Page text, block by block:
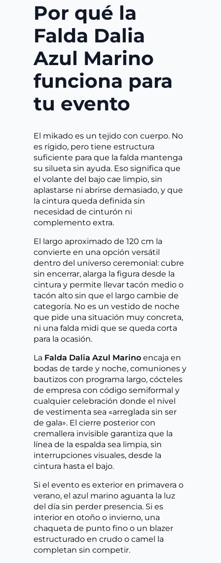
Por qué la
Falda Dalia
Azul Marino
funciona para
tu evento
El mikado es un tejido con cuerpo. No
es rígido, pero tiene estructura
suficiente para que la falda mantenga
su silueta sin ayuda. Eso significa que
el volante del bajo cae limpio, sin
aplastarse ni abrirse demasiado, y que
la cintura queda definida sin
necesidad de cinturón ni
complemento extra.
El largo aproximado de 120 cm la
convierte en una opción versátil
dentro del universo ceremonial: cubre
sin encerrar, alarga la figura desde la
cintura y permite llevar tacón medio o
tacón alto sin que el largo cambie de
categoría. No es un vestido de noche
que pide una situación muy concreta,
ni una falda midi que se queda corta
para la ocasión.
La Falda Dalia Azul Marino encaja en
bodas de tarde y noche, comuniones y
bautizos con programa largo, cócteles
de empresa con código semiformal y
cualquier celebración donde el nivel
de vestimenta sea «arreglada sin ser
de gala». El cierre posterior con
cremallera invisible garantiza que la
línea de la espalda sea limpia, sin
interrupciones visuales, desde la
cintura hasta el bajo.
Si el evento es exterior en primavera o
verano, el azul marino aguanta la luz
del día sin perder presencia. Si es
interior en otoño o invierno, una
chaqueta de punto fino o un blazer
estructurado en crudo o camel la
completan sin competir.